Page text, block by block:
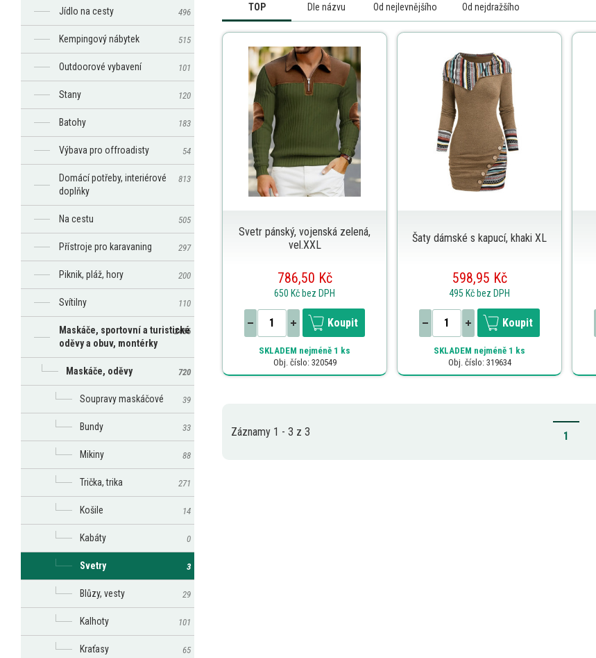
TOP Dle názvu Od nejlevnějšího Od nejdražšího
Svetr pánský, vojenská zelená,
vel.XXL
786,50 Kč
650 Kč bez DPH
Koupit
SKLADEM nejméně 1 ks
Obj. číslo: 320549
Šaty dámské s kapucí, khaki XL
598,95 Kč
495 Kč bez DPH
Koupit
SKLADEM nejméně 1 ks
Obj. číslo: 319634
Záznamy 1 - 3 z 3 1
Jídlo na cesty 496
Kempingový nábytek 515
Outdoorové vybavení 101
Stany 120
Batohy 183
Výbava pro offroadisty 54
Domácí potřeby, interiérové
doplňky
813
Na cestu 505
Přístroje pro karavaning 297
Piknik, pláž, hory 200
Svítilny 110
Maskáče, sportovní a turistické
oděvy a obuv, montérky
2466
Maskáče, oděvy 720
Soupravy maskáčové 39
Bundy 33
Mikiny 88
Trička, trika 271
Košile 14
Kabáty 0
Svetry 3
Blůzy, vesty 29
Kalhoty 101
Kraťasy 65